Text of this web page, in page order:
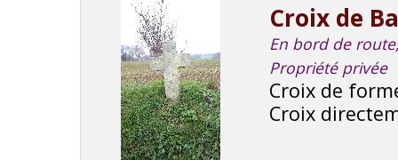
Croix de
En bord de
Propriété privée
Croix de
Croix